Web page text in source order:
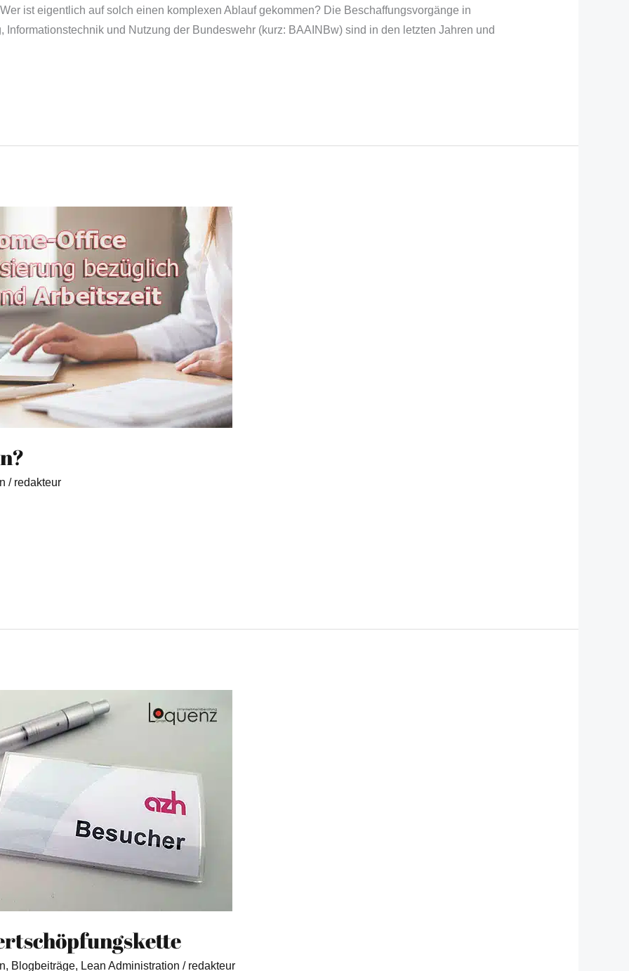
ist eigentlich auf solch einen komplexen Ablauf gekommen? Die Beschaffungsvorgänge in
Informationstechnik und Nutzung der Bundeswehr (kurz: BAAINBw) sind in den letzten Jahren und
/ redakteur
, Blogbeiträge, Lean Administration / redakteur